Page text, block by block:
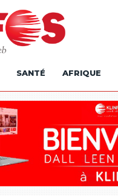
SANTÉ AFRIQUE